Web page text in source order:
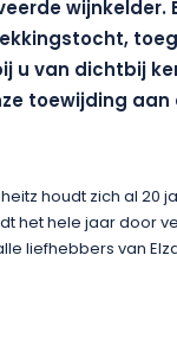
wijnkelder.
u van dichtbij
toewijding
houdt zich al 20
het hele jaar door
liefhebbers van
en lid van de diVINes